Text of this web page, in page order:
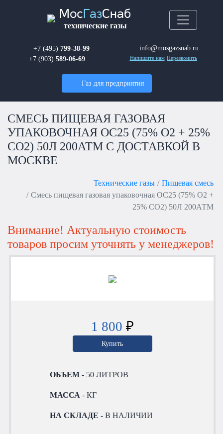
Мос ГазСнаб
технические газы
+7 (495) 799-38-99
+7 (903) 589-06-69
info@mosgazsnab.ru
Напишите нам Перезвонить
Газ для предприятия
СМЕСЬ ПИЩЕВАЯ ГАЗОВАЯ
УПАКОВОЧНАЯ OC25 (75% O2 + 25%
CO2) 50Л 200АТМ С ДОСТАВКОЙ В
МОСКВЕ
Технические газы
Пищевая смесь
Смесь пищевая газовая упаковочная OC25 (75% O2 +
25% CO2) 50Л 200АТМ
Внимание! Актуальную стоимость
товаров просим уточнять у менеджеров!
1 800 ₽
Купить
ОБЪЕМ - 50 ЛИТРОВ
МАССА - КГ
НА СКЛАДЕ - В НАЛИЧИИ